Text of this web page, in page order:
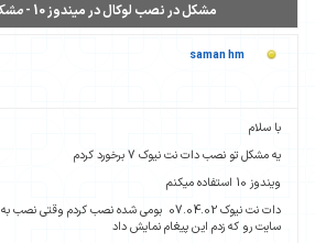
مشکل در نصب لوکال در میندوز 10 -
saman hm
با سلام
یه مشکل تو نصب دات نت نیوک 7 برخورد کردم
ویندوز 10 استفاده میکنم
دات نت نیوک 07.04.02 بومی شده نصب کردم
سایت رو که زدم این پیغام نمایش داد